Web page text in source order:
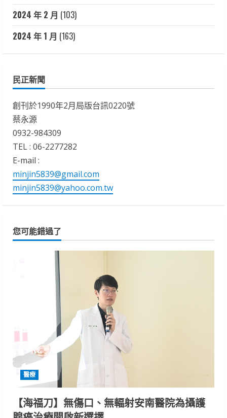
2024 年 2 月 (103)
2024 年 1 月 (163)
民正新聞
創刊於1990年2月局版台訊0220號
蔡永源
0932-984309
TEL : 06-2277282
E-mail :
minjin5839@gmail.com
minjin5839@yahoo.com.tw
您可能錯過了
醫療
【海福刀】無傷口、無輻射安南醫院為攝護